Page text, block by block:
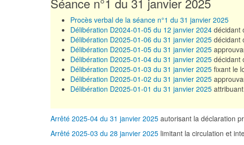
Procès verbal de la séance n°1 du 31 janvier 2025
Délibération D2024-01-05 du 12 janvier 2024 décidant
Délibération D2025-01-06 du 31 janvier 2025 décidant
Délibération D2025-01-05 du 31 janvier 2025
Délibération D2025-01-04 du 31 janvier 2025 décidant
Délibération D2025-01-03 du 31 janvier 2025 fixant le
Délibération D2025-01-02 du 31 janvier 2025
Délibération D2025-01-01 du 31 janvier 2025
Arrêté 2025-04 du 31 janvier 2025 autorisant la déclaration
Arrêté 2025-03 du 28 janvier 2025 limitant la circulation et